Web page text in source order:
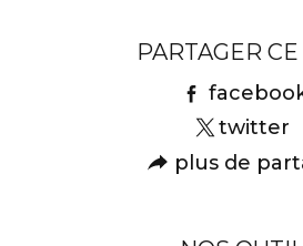
PARTAGER
twitter
plus de